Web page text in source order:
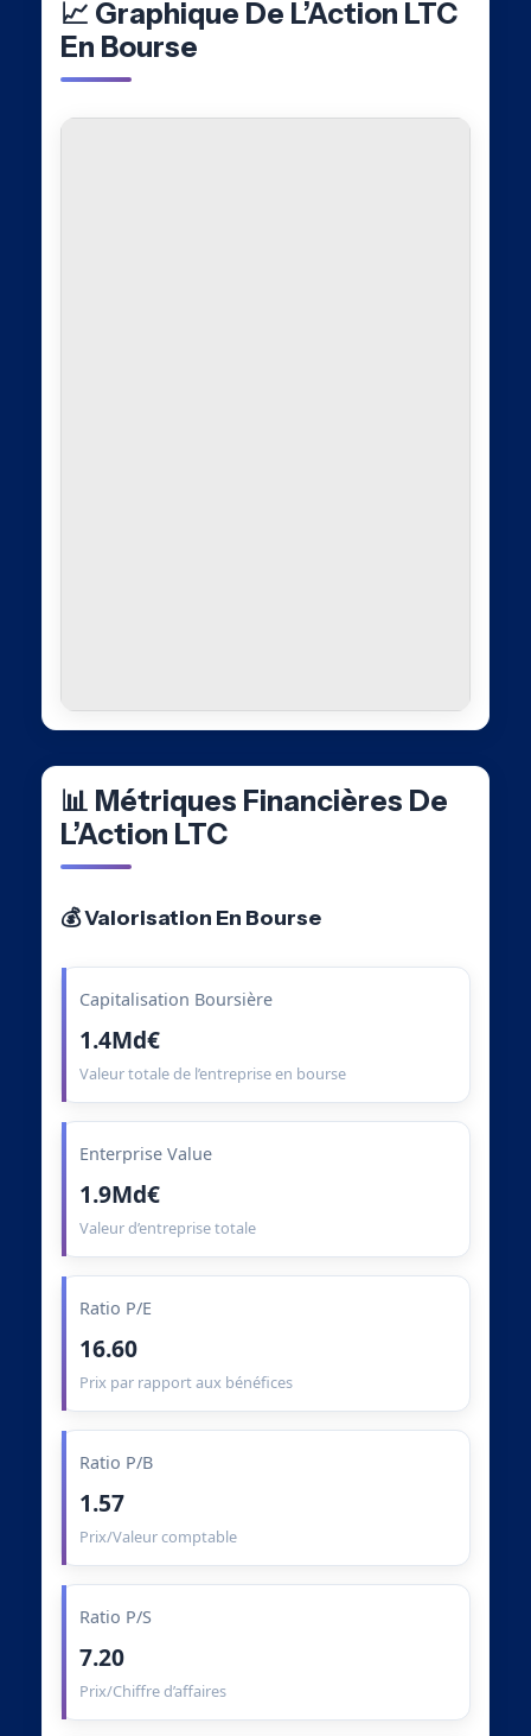
📈 Graphique De L’Action LTC
En Bourse
📊 Métriques Financières De
L’Action LTC
💰 Valorisation En Bourse
Capitalisation Boursière
1.4Md€
Valeur totale de l’entreprise en bourse
Enterprise Value
1.9Md€
Valeur d’entreprise totale
Ratio P/E
16.60
Prix par rapport aux bénéfices
Ratio P/B
1.57
Prix/Valeur comptable
Ratio P/S
7.20
Prix/Chiffre d’affaires